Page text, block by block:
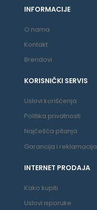
INFORMACIJE
O nama
Kontakt
Brendovi
KORISNIČKI SERVIS
Uslovi korišćenja
Politika privatnosti
Najčešća pitanja
Garancija i reklamacija
INTERNET PRODAJA
Kako kupiti
Uslovi isporuke